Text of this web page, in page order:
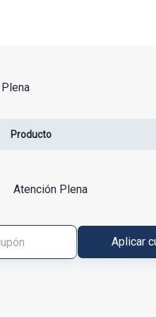
Producto
Atención Plena
Aplicar